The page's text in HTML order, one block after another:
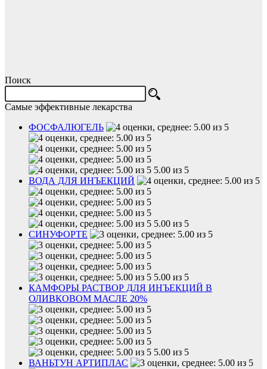
Поиск
Самые эффективные лекарства
ФОСФАЛЮГЕЛЬ
5.00 из 5
ВОДА ДЛЯ ИНЪЕКЦИЙ
5.00 из 5
СИНУФОРТЕ
5.00 из 5
КАМФОРЫ РАСТВОР ДЛЯ ИНЪЕКЦИЙ В
ОЛИВКОВОМ МАСЛЕ 20%
5.00 из 5
ВАНЬТУН АРТИПЛАС